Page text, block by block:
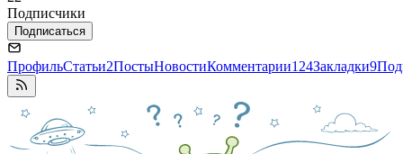
Подписчики
Подписаться
ПрофильСтатьи2ПостыНовостиКомментарии124Закладки9